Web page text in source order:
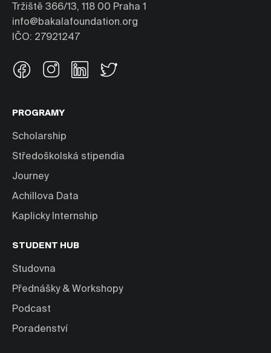
Tržiště 366/13, 118 00 Praha 1
info@bakalafoundation.org
IČO: 27921247
PROGRAMY
Scholarship
Středoškolská stipendia
Journey
Achillova Data
Kaplicky Internship
STUDENT HUB
Studovna
Přednášky & Workshopy
Podcast
Poradenství